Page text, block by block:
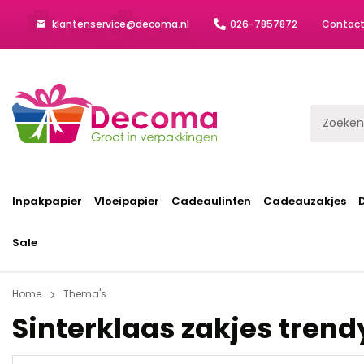
klantenservice@decoma.nl 026-7857872 Contact
Inpakpapier Vloeipapier Cadeaulinten Cadeauzakjes
Sale
Home Thema's
Sinterklaas zakjes